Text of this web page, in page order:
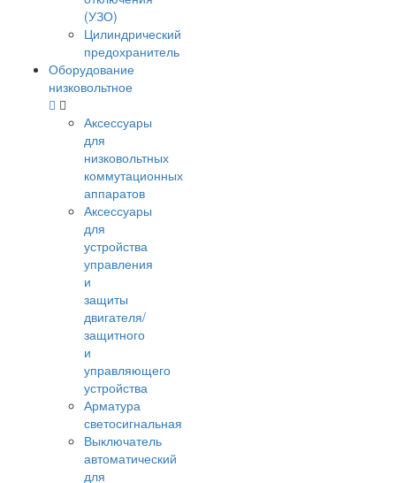
(УЗО)
Цилиндрический
предохранитель
Оборудование
низковольтное
Аксессуары
для
низковольтных
коммутационных
аппаратов
Аксессуары
для
устройства
управления
и
защиты
двигателя/
защитного
и
управляющего
устройства
Арматура
светосигнальная
Выключатель
автоматический
для